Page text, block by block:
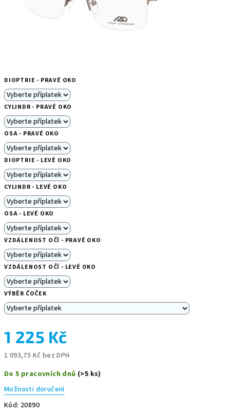
DIOPTRIE - PRAVÉ OKO
CYLINDR - PRAVÉ OKO
OSA - PRAVÉ OKO
DIOPTRIE - LEVÉ OKO
CYLINDR - LEVÉ OKO
OSA - LEVÉ OKO
VZDÁLENOST OČÍ - PRAVÉ OKO
VZDÁLENOST OČÍ - LEVÉ OKO
VÝBĚR ČOČEK
1 225 Kč
1 093,75 Kč bez DPH
cena:
Do 5 pracovních dnů (>5 ks)
Možnosti doručení
Kód: 20890